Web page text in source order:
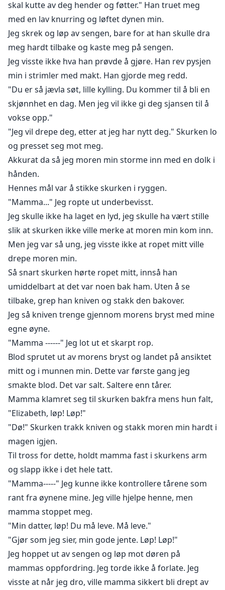
skal kutte av deg hender og føtter." Han truet meg
med en lav knurring og løftet dynen min.
Jeg skrek og løp av sengen, bare for at han skulle dra
meg hardt tilbake og kaste meg på sengen.
Jeg visste ikke hva han prøvde å gjøre. Han rev pysjen
min i strimler med makt. Han gjorde meg redd.
"Du er så jævla søt, lille kylling. Du kommer til å bli en
skjønnhet en dag. Men jeg vil ikke gi deg sjansen til å
vokse opp."
"Jeg vil drepe deg, etter at jeg har nytt deg." Skurken lo
og presset seg mot meg.
Akkurat da så jeg moren min storme inn med en dolk i
hånden.
Hennes mål var å stikke skurken i ryggen.
"Mamma..." Jeg ropte ut underbevisst.
Jeg skulle ikke ha laget en lyd, jeg skulle ha vært stille
slik at skurken ikke ville merke at moren min kom inn.
Men jeg var så ung, jeg visste ikke at ropet mitt ville
drepe moren min.
Så snart skurken hørte ropet mitt, innså han
umiddelbart at det var noen bak ham. Uten å se
tilbake, grep han kniven og stakk den bakover.
Jeg så kniven trenge gjennom morens bryst med mine
egne øyne.
"Mamma ------" Jeg lot ut et skarpt rop.
Blod sprutet ut av morens bryst og landet på ansiktet
mitt og i munnen min. Dette var første gang jeg
smakte blod. Det var salt. Saltere enn tårer.
Mamma klamret seg til skurken bakfra mens hun falt,
"Elizabeth, løp! Løp!"
"Dø!" Skurken trakk kniven og stakk moren min hardt i
magen igjen.
Til tross for dette, holdt mamma fast i skurkens arm
og slapp ikke i det hele tatt.
"Mamma-----" Jeg kunne ikke kontrollere tårene som
rant fra øynene mine. Jeg ville hjelpe henne, men
mamma stoppet meg.
"Min datter, løp! Du må leve. Må leve."
"Gjør som jeg sier, min gode jente. Løp! Løp!"
Jeg hoppet ut av sengen og løp mot døren på
mammas oppfordring. Jeg torde ikke å forlate. Jeg
visste at når jeg dro, ville mamma sikkert bli drept av